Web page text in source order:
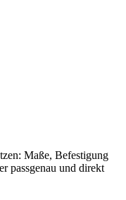
Maße, Befestigung
passgenau und direkt